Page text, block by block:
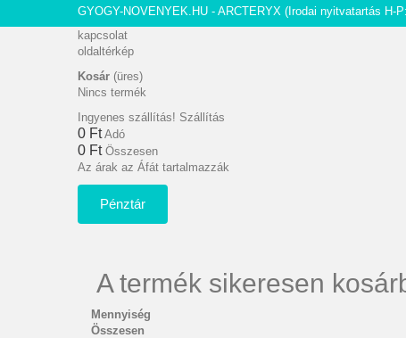
GYOGY-NOVENYEK.HU - ARCTERYX (Irodai nyitvatartás H-
kapcsolat
oldaltérkép
Kosár (üres)
Nincs termék
Ingyenes szállítás! Szállítás
0 Ft‎ Adó
0 Ft‎ Összesen
Az árak az Áfát tartalmazzák
Pénztár
A termék sikeresen
Mennyiség
Összesen